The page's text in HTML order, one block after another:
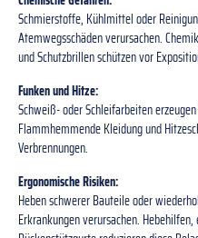
Schmierstoffe, Kühlmittel oder
Atemwegsschäden verursachen.
und Schutzbrillen schützen vor
Funken und Hitze:
Schweiß- oder Schleifarbeiten
Flammhemmende Kleidung und
Verbrennungen.
Ergonomische Risiken:
Heben schwerer Bauteile oder
Erkrankungen verursachen.